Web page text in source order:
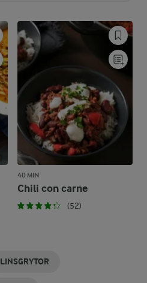
40 MIN
Chili con carne
(52)
LINSGRYTOR